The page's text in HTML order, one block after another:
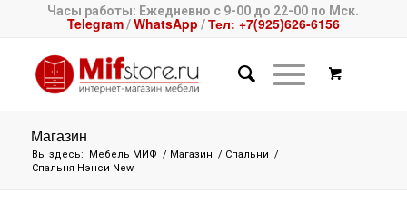
Часы работы: Ежедневно с 9-00 до 22-00 по Мск.
Telegram/WhatsApp /Тел: +7(925)626-6156
Магазин
Вы здесь: Мебель МИФ / Магазин / Спальни /
Спальня Нэнси New